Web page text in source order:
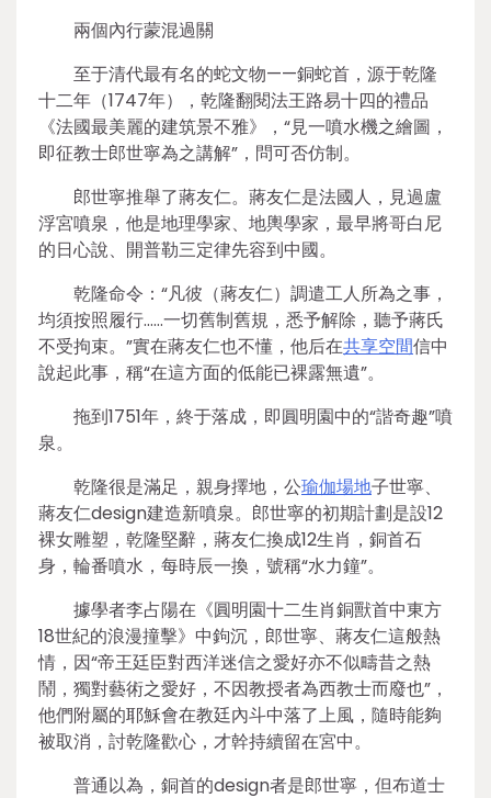
兩個內行蒙混過關
至于清代最有名的蛇文物——銅蛇首，源于乾隆
十二年（1747年），乾隆翻閱法王路易十四的禮品
《法國最美麗的建筑景不雅》，“見一噴水機之繪圖，
即征教士郎世寧為之講解”，問可否仿制。
郎世寧推舉了蔣友仁。蔣友仁是法國人，見過盧
浮宮噴泉，他是地理學家、地輿學家，最早將哥白尼
的日心說、開普勒三定律先容到中國。
乾隆命令：“凡彼（蔣友仁）調遣工人所為之事，
均須按照履行……一切舊制舊規，悉予解除，聽予蔣氏
不受拘束。”實在蔣友仁也不懂，他后在共享空間信中
說起此事，稱“在這方面的低能已裸露無遺”。
拖到1751年，終于落成，即圓明園中的“諧奇趣”噴
泉。
乾隆很是滿足，親身擇地，公瑜伽場地子世寧、
蔣友仁design建造新噴泉。郎世寧的初期計劃是設12
裸女雕塑，乾隆堅辭，蔣友仁換成12生肖，銅首石
身，輪番噴水，每時辰一換，號稱“水力鐘”。
據學者李占陽在《圓明園十二生肖銅獸首中東方
18世紀的浪漫撞擊》中鉤沉，郎世寧、蔣友仁這般熱
情，因“帝王廷臣對西洋迷信之愛好亦不似疇昔之熱
鬧，獨對藝術之愛好，不因教授者為西教士而廢也”，
他們附屬的耶穌會在教廷內斗中落了上風，隨時能夠
被取消，討乾隆歡心，才幹持續留在宮中。
普通以為，銅首的design者是郎世寧，但布道士